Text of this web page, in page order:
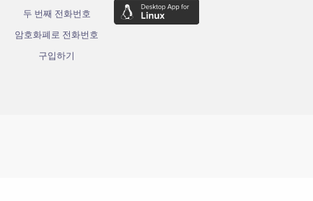
두 번째 전화번호
암호화폐로 전화번호
구입하기